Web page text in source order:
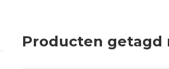
Producten getagd